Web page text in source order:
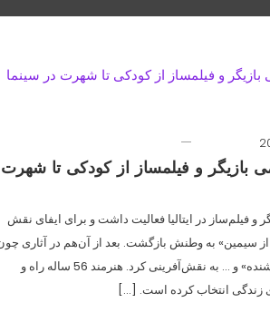
بازیگر و فیلمساز از کودکی تا شهرت
و فیلم‌ساز در ایتالیا فعالیت داشت و برای ایفای نقش
از سیمین» به وطنش بازگشت. بعد از آن‌هم در آثاری
«ماهی و گربه»، «مرگ فروشنده» و … به نقش‌آفرینی کرد. هنرمند 56 ساله راه و
انتخاب کرده است. […]